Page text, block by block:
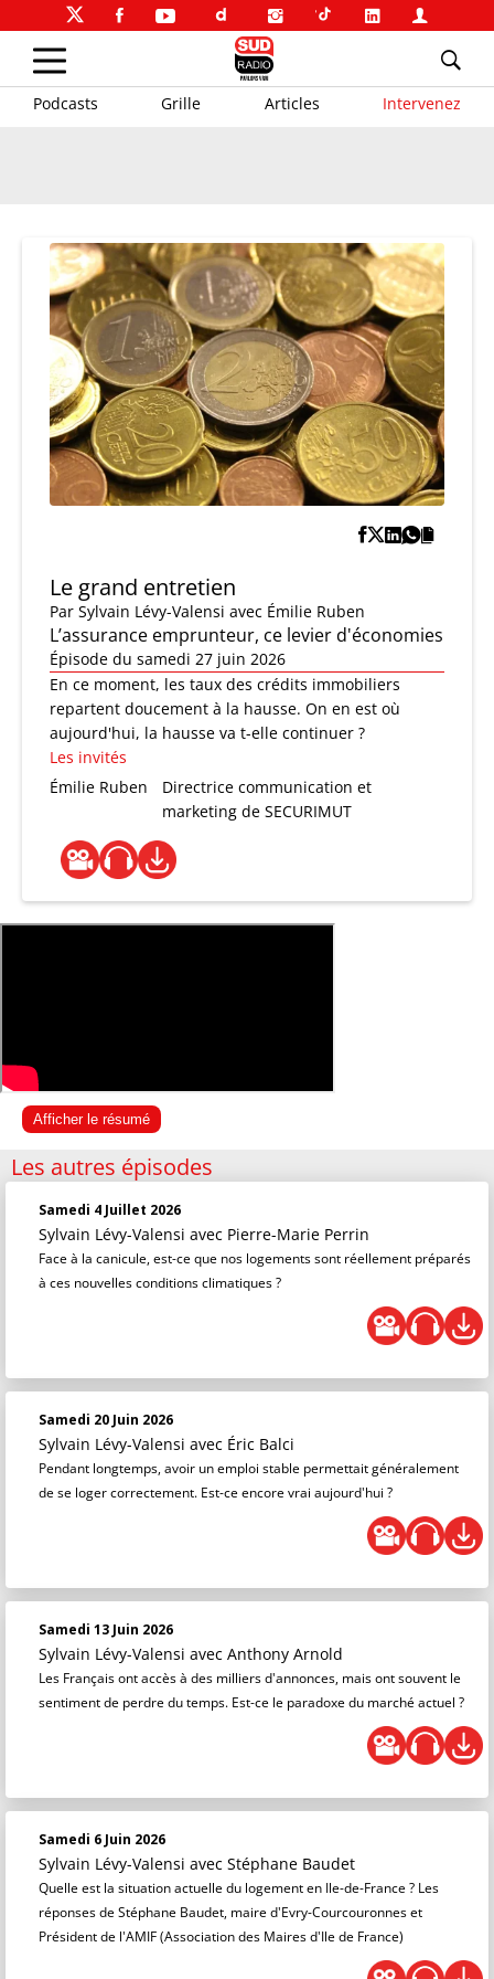
Podcasts Grille Articles Intervenez
Le grand entretien
Par Sylvain Lévy-Valensi avec Émilie Ruben
L’assurance emprunteur, ce levier d'économies
Épisode du samedi 27 juin 2026
En ce moment, les taux des crédits immobiliers
repartent doucement à la hausse. On en est où
aujourd'hui, la hausse va t-elle continuer ?
Les invités
Émilie Ruben
Directrice communication et
marketing de SECURIMUT
Afficher le résumé
Les autres épisodes
Samedi 4 Juillet 2026
Sylvain Lévy-Valensi avec Pierre-Marie Perrin
Face à la canicule, est-ce que nos logements sont réellement préparés
à ces nouvelles conditions climatiques ?
Samedi 20 Juin 2026
Sylvain Lévy-Valensi avec Éric Balci
Pendant longtemps, avoir un emploi stable permettait généralement
de se loger correctement. Est-ce encore vrai aujourd'hui ?
Samedi 13 Juin 2026
Sylvain Lévy-Valensi avec Anthony Arnold
Les Français ont accès à des milliers d'annonces, mais ont souvent le
sentiment de perdre du temps. Est-ce le paradoxe du marché actuel ?
Samedi 6 Juin 2026
Sylvain Lévy-Valensi avec Stéphane Baudet
Quelle est la situation actuelle du logement en Ile-de-France ? Les
réponses de Stéphane Baudet, maire d'Evry-Courcouronnes et
Président de l'AMIF (Association des Maires d'Ile de France)